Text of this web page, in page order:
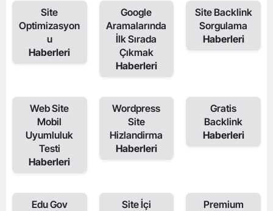
Site
Optimizasyon
u
Haberleri
Google
Aramalarında
İlk Sırada
Çıkmak
Haberleri
Site Backlink
Sorgulama
Haberleri
Web Site
Mobil
Uyumluluk
Testi
Haberleri
Wordpress
Site
Hizlandirma
Haberleri
Gratis
Backlink
Haberleri
Edu Gov
Site İçi
Premium